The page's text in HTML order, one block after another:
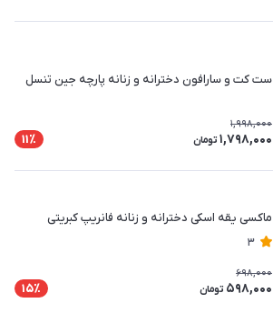
ست کت و سارافون دخترانه و زنانه پارچه جین تنسل
1,998,000
1,798,000 تومان 11٪
ماکسی یقه اسکی دخترانه و زنانه فانریپ کبریتی
3
698,000
598,000 تومان 15٪